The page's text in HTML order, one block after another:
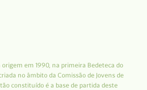
em 1990, na primeira Bedeteca do
no âmbito da Comissão de Jovens de
constituído é a base de partida deste